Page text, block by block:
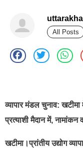
All Posts
व्यापार मंडल चुनाव:
प्रत्याशी मैदान में, नामांकन
खटीमा।प्रांतीय उद्योग